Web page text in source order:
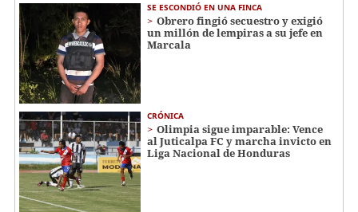
SE ESCONDIÓ EN UNA FINCA
Obrero fingió secuestro y exigió
un millón de lempiras a su jefe en
Marcala
CRÓNICA
Olimpia sigue imparable: Vence
al Juticalpa FC y marcha invicto en
Liga Nacional de Honduras